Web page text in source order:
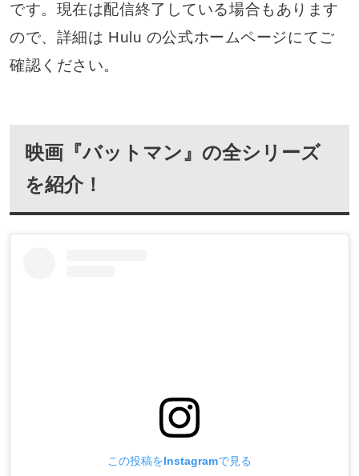
です。現在は配信終了している場合もあります
ので、詳細は Hulu の公式ホームページにてご
確認ください。
映画『バットマン』の全シリーズ
を紹介！
この投稿をInstagramで見る